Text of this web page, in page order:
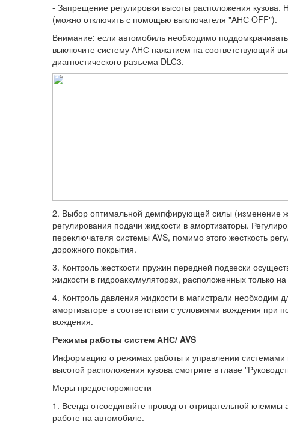
- Запрещение регулировки высоты расположения
(можно отключить с помощью выключателя "АНС OFF").
Внимание: если автомобиль необходимо
выключите систему АНС нажатием на соответствующий
диагностического разъема DLC3.
2. Выбор оптимальной демпфирующей силы (изменение
регулирования подачи жидкости в амортизаторы.
переключателя системы AVS, помимо этого жесткость
дорожного покрытия.
3. Контроль жесткости пружин передней подвески
жидкости в гидроаккумуляторах, расположенных только
4. Контроль давления жидкости в магистрали необходим
амортизаторе в соответствии с условиями вождения при
вождения.
Режимы работы систем АНС/ AVS
Информацию о режимах работы и управлении системами
высотой расположения кузова смотрите в главе
Меры предосторожности
1. Всегда отсоединяйте провод от отрицательной
работе на автомобиле.